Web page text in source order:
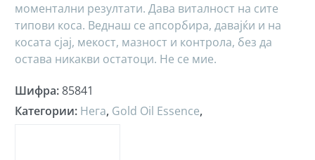
моментални резултати. Дава виталност на сите
типови коса. Веднаш се апсорбира, давајќи и на
косата сјај, мекост, мазност и контрола, без да
остава никакви остатоци. Не се мие.
Шифра:85841
Категории: Нега, Gold Oil Essence,